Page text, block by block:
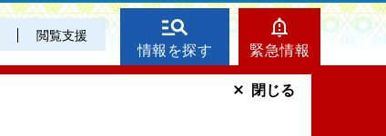
閲覧支援
情報を探す 緊急情報
閉じる